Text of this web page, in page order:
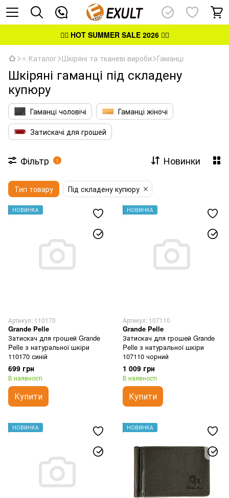
👉🏻 HOT SUMMER SALE 2026👈🏻
⭐ Каталог Шкіряні та тканеві вироби Гаманці
Шкіряні гаманці під складену
купюру
Гаманці чоловічі
Гаманці жіночі
Затискачі для грошей
Фільтр 1 Новинки
Тип товару Під складену купюру
НОВИНКА
Артикул: 110170
Grande Pelle
Затискач для грошей Grande
Pelle з натуральної шкіри
110170 синій
699 грн
В наявності
Купити
НОВИНКА
Артикул: 107110
Grande Pelle
Затискач для грошей Grande
Pelle з натуральної шкіри
107110 чорний
1 009 грн
В наявності
Купити
НОВИНКА НОВИНКА